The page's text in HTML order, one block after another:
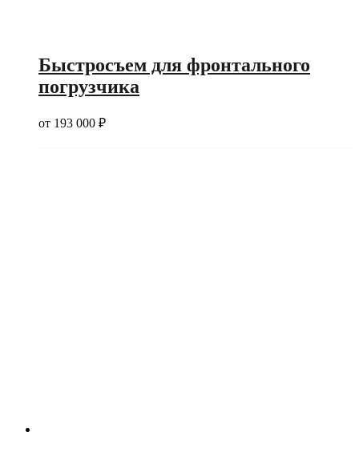
Быстросъем для фронтального
погрузчика
от 193 000 ₽